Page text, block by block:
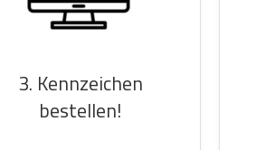
3. Kennzeichen
bestellen!